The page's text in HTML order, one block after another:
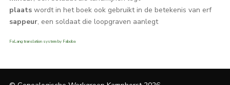
plaatswordt in het boek ook gebruikt in de betekenis van erf
sappeur, een soldaat die loopgraven aanlegt
FaLang translation system by Faboba